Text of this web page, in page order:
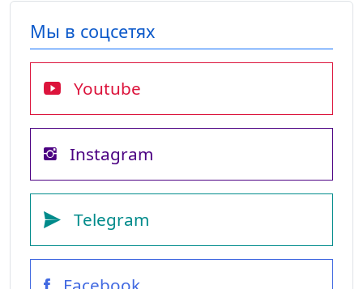
Мы в соцсетях
Youtube
Instagram
Telegram